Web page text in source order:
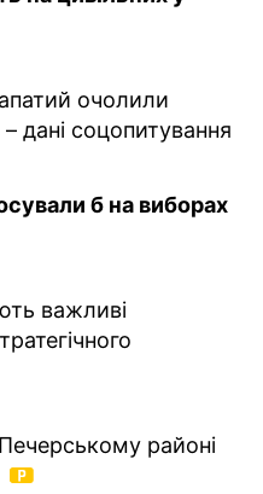
очолили
– дані соцопитування
б на виборах
важливі
районі